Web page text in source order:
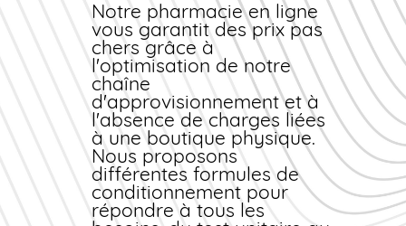
actif dans l'organisme.
d'action : les premiers
effets peuvent
apparaître dès 15
minutes après la prise
chez certains patients,
avec un pic d'efficacité
entre 30 et 45 minutes.
La durée d'action
varie de 4 à 6 heures,
permettant une
flexibilité importante
dans l'organisation de
Notre pharmacie en ligne
vous garantit desprix pas
chersgrâce à
l'optimisation de notre
chaîne
d'approvisionnement et à
l'absence de charges liées
à une boutique physique.
Nous proposons
différentes formules de
conditionnement pour
répondre à tous les